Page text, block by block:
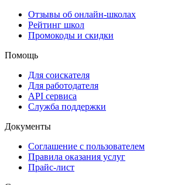
Отзывы об онлайн-школах
Рейтинг школ
Промокоды и скидки
Помощь
Для соискателя
Для работодателя
API сервиса
Служба поддержки
Документы
Соглашение с пользователем
Правила оказания услуг
Прайс-лист